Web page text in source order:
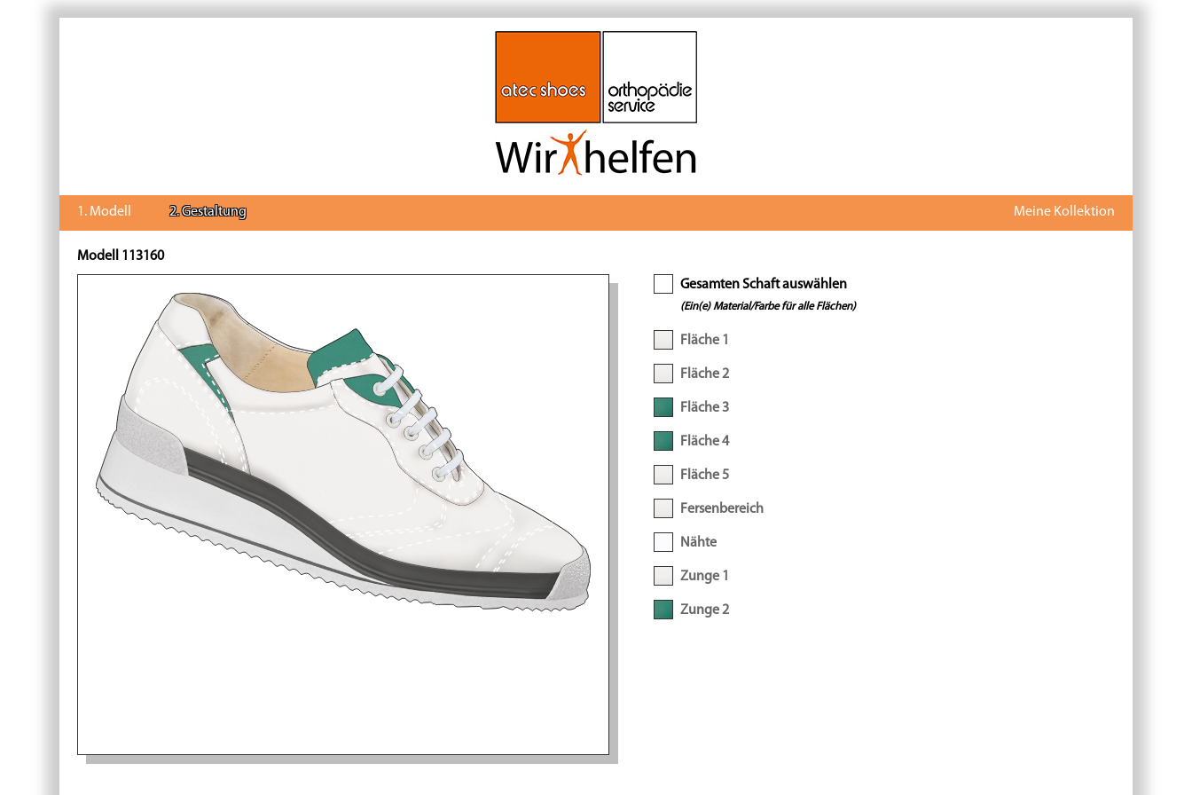
1. Modell 2. Gestaltung Meine Kollektion
Modell 113160
Gesamten Schaft auswählen
(Ein(e) Material/Farbe für alle Flächen)
Fläche 1
Fläche 2
Fläche 3
Fläche 4
Fläche 5
Fersenbereich
Nähte
Zunge 1
Zunge 2